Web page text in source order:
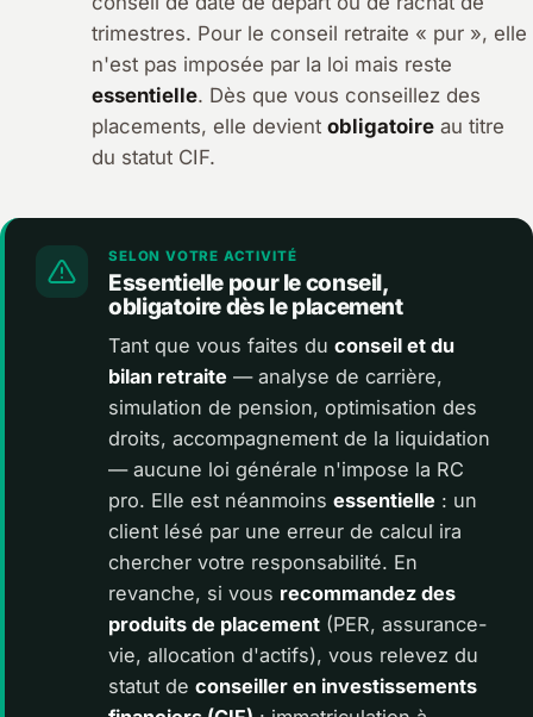
trimestres. Pour le conseil retraite « pur », elle
n'est pas imposée par la loi mais reste
essentielle. Dès que vous conseillez des
placements, elle devient obligatoireau titre
du statut CIF.
SELON VOTRE ACTIVITÉ
Essentielle pour le conseil,
obligatoire dès le placement
Tant que vous faites duconseil et du
bilan retraite — analyse de carrière,
simulation de pension, optimisation des
droits, accompagnement de la liquidation
— aucune loi générale n'impose la RC
pro. Elle est néanmoinsessentielle : un
client lésé par une erreur de calcul ira
chercher votre responsabilité. En
revanche, si vous recommandez des
produits de placement (PER, assurance-
vie, allocation d'actifs), vous relevez du
statut deconseiller en investissements